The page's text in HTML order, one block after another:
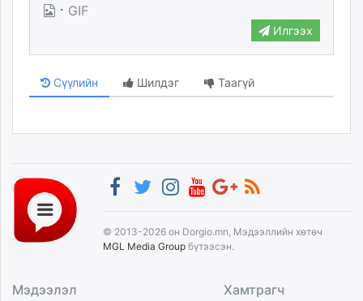
· GIF
Илгээх
Сүүлийн Шилдэг Таагүй
© 2013-2026 он Dorgio.mn, Мэдээллийн хөтөч
MGL Media Group бүтээсэн.
Мэдээлэл Хамтрагч